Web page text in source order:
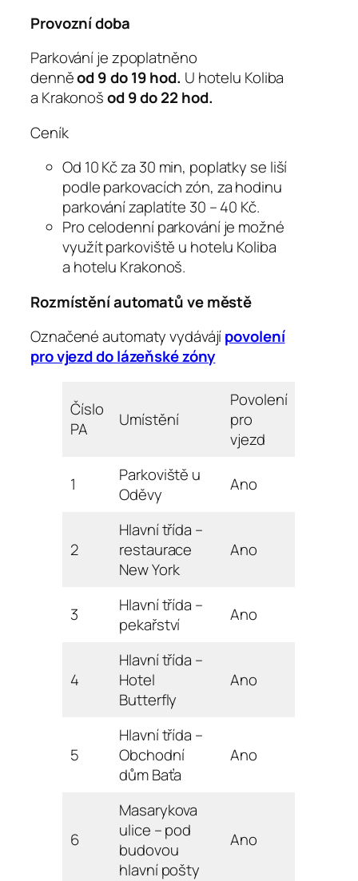
Provozní doba
Parkování je zpoplatněno
denněod 9 do 19 hod. U hotelu Koliba
a Krakonošod 9 do 22 hod.
Ceník
Od 10 Kč za 30 min, poplatky se liší
podle parkovacích zón, za hodinu
parkování zaplatíte 30 – 40 Kč.
Pro celodenní parkování je možné
využít parkoviště u hotelu Koliba
a hotelu Krakonoš.
Rozmístění automatů ve městě
Označené automaty vydávájípovolení
pro vjezd do lázeňské zóny
Číslo
PA
Umístění
Povolení
pro
vjezd
1
Parkoviště u
Oděvy
Ano
2
Hlavní třída –
restaurace
New York
Ano
3
Hlavní třída –
pekařství
Ano
4
Hlavní třída –
Hotel
Butterfly
Ano
5
Hlavní třída –
Obchodní
dům Baťa
Ano
6
Masarykova
ulice – pod
budovou
hlavní pošty
Ano